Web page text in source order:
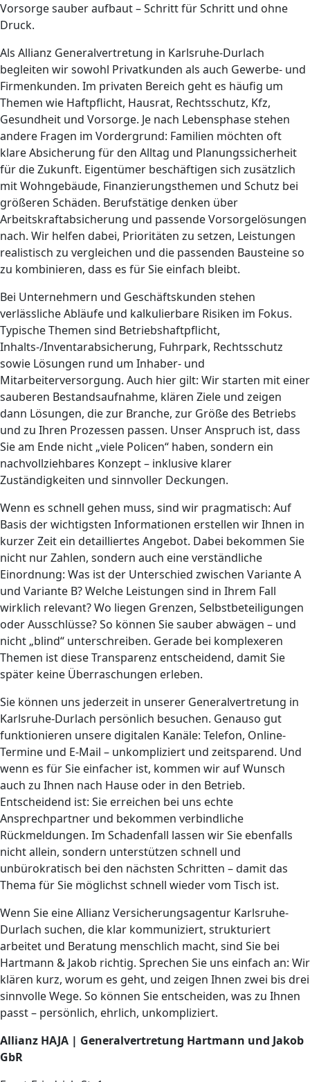
Vorsorge sauber aufbaut – Schritt für Schritt und ohne
Druck.
Als Allianz Generalvertretung in Karlsruhe-Durlach
begleiten wir sowohl Privatkunden als auch Gewerbe- und
Firmenkunden. Im privaten Bereich geht es häufig um
Themen wie Haftpflicht, Hausrat, Rechtsschutz, Kfz,
Gesundheit und Vorsorge. Je nach Lebensphase stehen
andere Fragen im Vordergrund: Familien möchten oft
klare Absicherung für den Alltag und Planungssicherheit
für die Zukunft. Eigentümer beschäftigen sich zusätzlich
mit Wohngebäude, Finanzierungsthemen und Schutz bei
größeren Schäden. Berufstätige denken über
Arbeitskraftabsicherung und passende Vorsorgelösungen
nach. Wir helfen dabei, Prioritäten zu setzen, Leistungen
realistisch zu vergleichen und die passenden Bausteine so
zu kombinieren, dass es für Sie einfach bleibt.
Bei Unternehmern und Geschäftskunden stehen
verlässliche Abläufe und kalkulierbare Risiken im Fokus.
Typische Themen sind Betriebshaftpflicht,
Inhalts-/Inventarabsicherung, Fuhrpark, Rechtsschutz
sowie Lösungen rund um Inhaber- und
Mitarbeiterversorgung. Auch hier gilt: Wir starten mit einer
sauberen Bestandsaufnahme, klären Ziele und zeigen
dann Lösungen, die zur Branche, zur Größe des Betriebs
und zu Ihren Prozessen passen. Unser Anspruch ist, dass
Sie am Ende nicht „viele Policen“ haben, sondern ein
nachvollziehbares Konzept – inklusive klarer
Zuständigkeiten und sinnvoller Deckungen.
Wenn es schnell gehen muss, sind wir pragmatisch: Auf
Basis der wichtigsten Informationen erstellen wir Ihnen in
kurzer Zeit ein detailliertes Angebot. Dabei bekommen Sie
nicht nur Zahlen, sondern auch eine verständliche
Einordnung: Was ist der Unterschied zwischen Variante A
und Variante B? Welche Leistungen sind in Ihrem Fall
wirklich relevant? Wo liegen Grenzen, Selbstbeteiligungen
oder Ausschlüsse? So können Sie sauber abwägen – und
nicht „blind“ unterschreiben. Gerade bei komplexeren
Themen ist diese Transparenz entscheidend, damit Sie
später keine Überraschungen erleben.
Sie können uns jederzeit in unserer Generalvertretung in
Karlsruhe-Durlach persönlich besuchen. Genauso gut
funktionieren unsere digitalen Kanäle: Telefon, Online-
Termine und E‑Mail – unkompliziert und zeitsparend. Und
wenn es für Sie einfacher ist, kommen wir auf Wunsch
auch zu Ihnen nach Hause oder in den Betrieb.
Entscheidend ist: Sie erreichen bei uns echte
Ansprechpartner und bekommen verbindliche
Rückmeldungen. Im Schadenfall lassen wir Sie ebenfalls
nicht allein, sondern unterstützen schnell und
unbürokratisch bei den nächsten Schritten – damit das
Thema für Sie möglichst schnell wieder vom Tisch ist.
Wenn Sie eine Allianz Versicherungsagentur Karlsruhe-
Durlach suchen, die klar kommuniziert, strukturiert
arbeitet und Beratung menschlich macht, sind Sie bei
Hartmann & Jakob richtig. Sprechen Sie uns einfach an: Wir
klären kurz, worum es geht, und zeigen Ihnen zwei bis drei
sinnvolle Wege. So können Sie entscheiden, was zu Ihnen
passt – persönlich, ehrlich, unkompliziert.
Allianz HAJA | Generalvertretung Hartmann und Jakob
GbR